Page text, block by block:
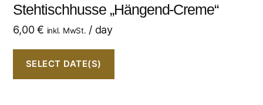
Stehtischhusse „Hängend-Creme“
6,00€ inkl. MwSt. / day
SELECT DATE(S)